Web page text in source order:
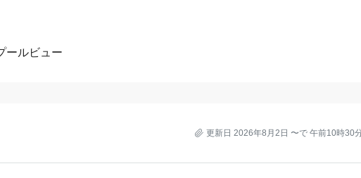
ールビュー
更新日 2026年8月2日 〜で 午前10時30